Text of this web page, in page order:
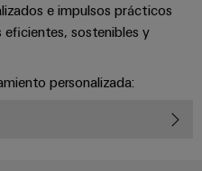
e impulsos prácticos
eficientes, sostenibles y
personalizada: